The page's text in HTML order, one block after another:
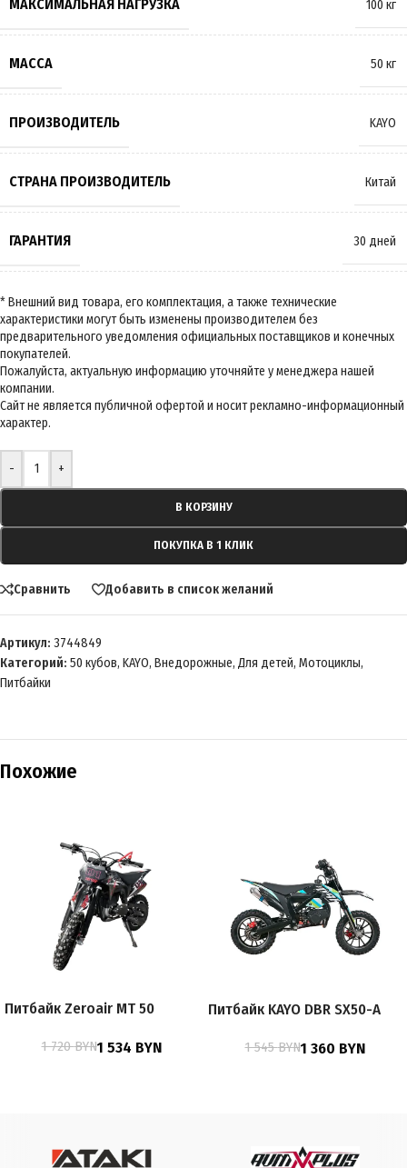
МАКСИМАЛЬНАЯ НАГРУЗКА 100 кг
МАССА 50 кг
ПРОИЗВОДИТЕЛЬ KAYO
СТРАНА ПРОИЗВОДИТЕЛЬ Китай
ГАРАНТИЯ 30 дней
- +
В КОРЗИНУ
ПОКУПКА В 1 КЛИК
Сравнить Добавить в список желаний
Артикул: 3744849
Категорий: 50 кубов, KAYO, Внедорожные, Для детей, Мотоциклы,
Питбайки
Похожие
Питбайк Zeroair MT 50
1 720BYN1 534 BYN
Питбайк KAYO DBR SX50-A
1 545BYN1 360 BYN